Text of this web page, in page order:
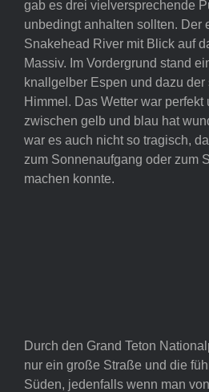
gab es drei vielversprechende
unbedingt anhalten sollten. Der
Snakehead River mit Blick auf
Massiv. Im Vordergrund stand
knallgelber Espen und dazu
Himmel. Das Wetter war perfekt
zwischen gelb und blau hat
war es auch nicht so tragisch,
zum Sonnenaufgang oder zum
machen konnte.
Durch den Grand Teton
nur ein große Straße und die
Süden, jedenfalls wenn man